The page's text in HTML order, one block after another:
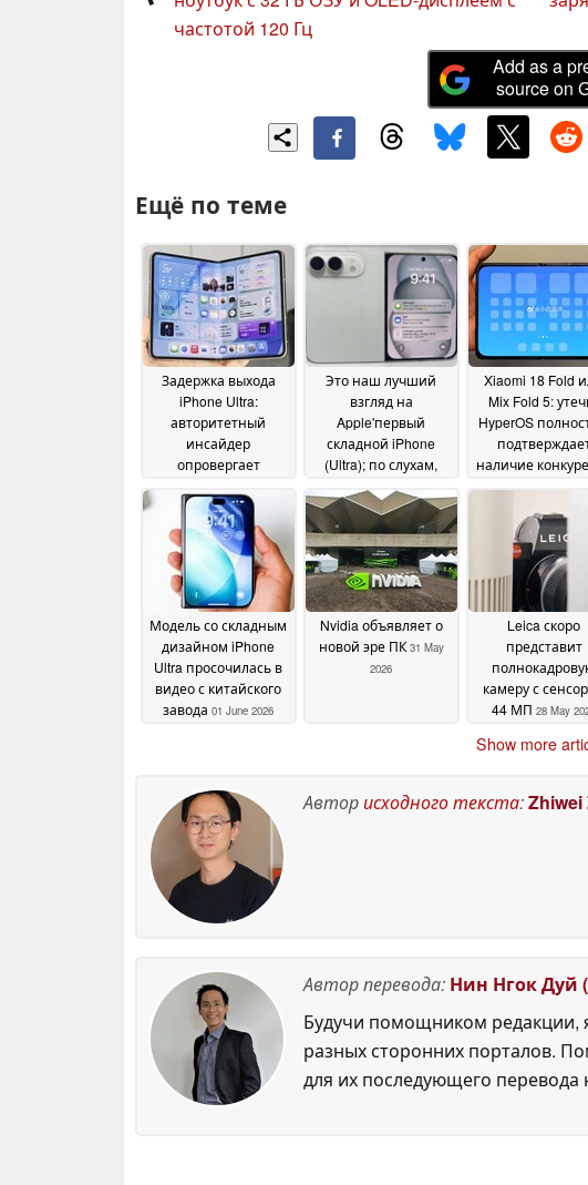
частотой 120 Гц
Add as a
source on
Ещё по теме
Задержка выхода
iPhone Ultra:
авторитетный
инсайдер
опровергает
утверждения17 June
2026
Это наш лучший
взгляд на
Apple'первый
складной iPhone
(Ultra); по слухам,
Android07 June 2026
Xiaomi 18 Fold
Mix Fold 5:
HyperOS
наличие
07
Модель со складным
дизайном iPhone
Ultra просочилась в
видео с китайского
завода 01 June 2026
Nvidia объявляет о
новой эре ПК 31 May
2026
Leica скоро
представит
камеру с
44 МП 28 May
Show more
Авторисходного текста:Zhiwei
Автор перевода: Нин Нгок Дуй
Будучи помощником редакции,
разных сторонних порталов.
для их последующего перевода